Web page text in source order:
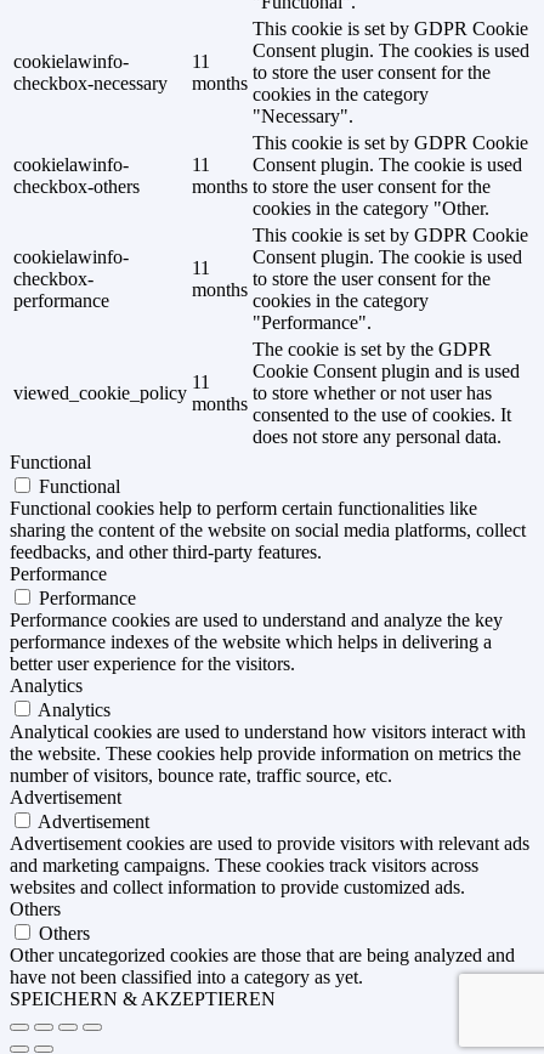
cookielawinfo-
checkbox-necessary
11
months
This cookie is set by GDPR Cookie
Consent plugin. The cookies is used
to store the user consent for the
cookies in the category
"Necessary".
cookielawinfo-
checkbox-others
11
months
This cookie is set by GDPR Cookie
Consent plugin. The cookie is used
to store the user consent for the
cookies in the category "Other.
cookielawinfo-
checkbox-
performance
11
months
This cookie is set by GDPR Cookie
Consent plugin. The cookie is used
to store the user consent for the
cookies in the category
"Performance".
viewed_cookie_policy
11
months
The cookie is set by the GDPR
Cookie Consent plugin and is used
to store whether or not user has
consented to the use of cookies. It
does not store any personal data.
Functional
Functional
Functional cookies help to perform certain functionalities like
sharing the content of the website on social media platforms, collect
feedbacks, and other third-party features.
Performance
Performance
Performance cookies are used to understand and analyze the key
performance indexes of the website which helps in delivering a
better user experience for the visitors.
Analytics
Analytics
Analytical cookies are used to understand how visitors interact with
the website. These cookies help provide information on metrics the
number of visitors, bounce rate, traffic source, etc.
Advertisement
Advertisement
Advertisement cookies are used to provide visitors with relevant ads
and marketing campaigns. These cookies track visitors across
websites and collect information to provide customized ads.
Others
Others
Other uncategorized cookies are those that are being analyzed and
have not been classified into a category as yet.
SPEICHERN & AKZEPTIEREN